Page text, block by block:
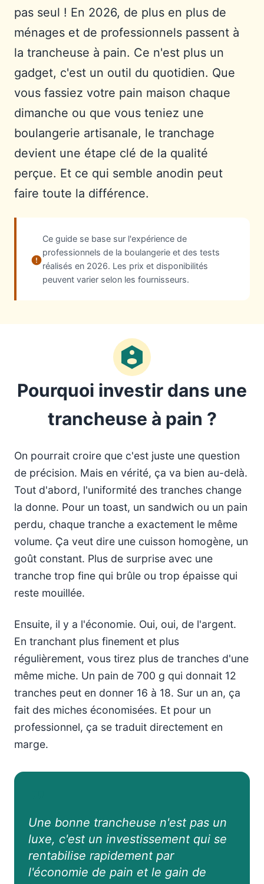
pas seul ! En 2026, de plus en plus de
ménages et de professionnels passent à
la trancheuse à pain. Ce n'est plus un
gadget, c'est un outil du quotidien. Que
vous fassiez votre pain maison chaque
dimanche ou que vous teniez une
boulangerie artisanale, le tranchage
devient une étape clé de la qualité
perçue. Et ce qui semble anodin peut
faire toute la différence.
Ce guide se base sur l'expérience de
professionnels de la boulangerie et des tests
réalisés en 2026. Les prix et disponibilités
peuvent varier selon les fournisseurs.
Pourquoi investir dans une
trancheuse à pain ?
On pourrait croire que c'est juste une question
de précision. Mais en vérité, ça va bien au-delà.
Tout d'abord, l'uniformité des tranches change
la donne. Pour un toast, un sandwich ou un pain
perdu, chaque tranche a exactement le même
volume. Ça veut dire une cuisson homogène, un
goût constant. Plus de surprise avec une
tranche trop fine qui brûle ou trop épaisse qui
reste mouillée.
Ensuite, il y a l'économie. Oui, oui, de l'argent.
En tranchant plus finement et plus
régulièrement, vous tirez plus de tranches d'une
même miche. Un pain de 700 g qui donnait 12
tranches peut en donner 16 à 18. Sur un an, ça
fait des miches économisées. Et pour un
professionnel, ça se traduit directement en
marge.
Une bonne trancheuse n'est pas un
luxe, c'est un investissement qui se
rentabilise rapidement par
l'économie de pain et le gain de